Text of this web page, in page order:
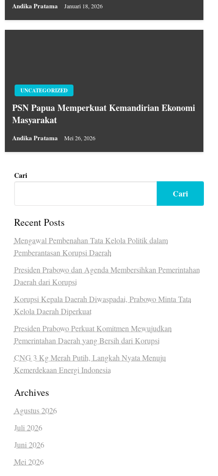
Andika Pratama Januari 18, 2026
UNCATEGORIZED
PSN Papua Memperkuat Kemandirian Ekonomi
Masyarakat
Andika Pratama Mei 26, 2026
Cari
Cari
Recent Posts
Mengawal Pembenahan Tata Kelola Politik dalam
Pemberantasan Korupsi Daerah
Presiden Prabowo dan Agenda Membersihkan Pemerintahan
Daerah dari Korupsi
Korupsi Kepala Daerah Diwaspadai, Prabowo Minta Tata
Kelola Daerah Diperkuat
Presiden Prabowo Perkuat Komitmen Mewujudkan
Pemerintahan Daerah yang Bersih dari Korupsi
CNG 3 Kg Merah Putih, Langkah Nyata Menuju
Kemerdekaan Energi Indonesia
Archives
Agustus 2026
Juli 2026
Juni 2026
Mei 2026